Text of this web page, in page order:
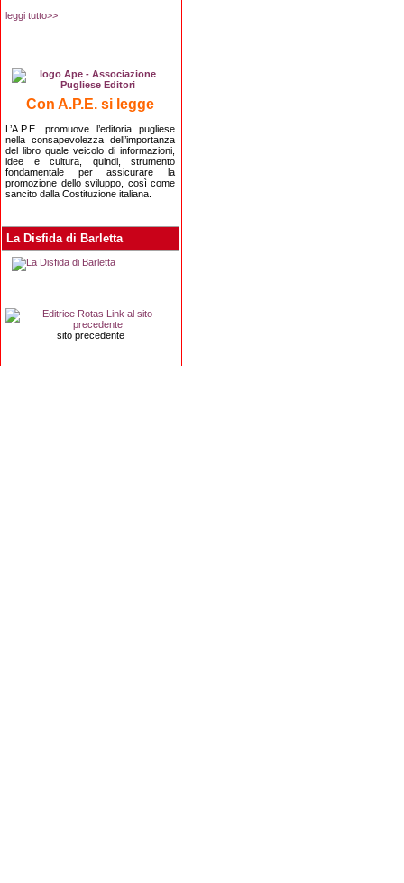
leggi tutto>>
Con A.P.E. si legge
L’A.P.E. promuove l’editoria pugliese
nella consapevolezza dell’importanza
del libro quale veicolo di informazioni,
idee e cultura, quindi, strumento
fondamentale per assicurare la
promozione dello sviluppo, così come
sancito dalla Costituzione italiana.
La Disfida di Barletta
sito precedente